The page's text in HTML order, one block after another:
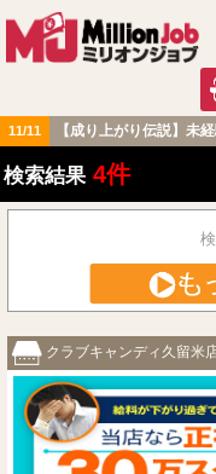
11/11 【成り上がり伝説】未経験からス
九州・沖縄版
検索結果 4件
クラブキャンディ久留米